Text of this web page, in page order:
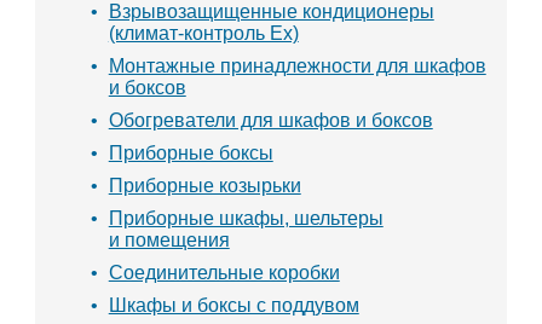
Взрывозащищенные кондиционеры
(климат-контроль Ex)
Монтажные принадлежности для шкафов
и боксов
Обогреватели для шкафов и боксов
Приборные боксы
Приборные козырьки
Приборные шкафы, шельтеры
и помещения
Соединительные коробки
Шкафы и боксы с поддувом